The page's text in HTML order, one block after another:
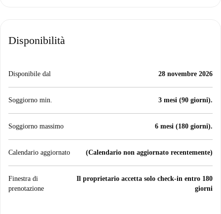
Disponibilità
Disponibile dal 28 novembre 2026
Soggiorno min. 3 mesi (90 giorni).
Soggiorno massimo 6 mesi (180 giorni).
Calendario aggiornato (Calendario non aggiornato recentemente)
Finestra di
prenotazione
Il proprietario accetta solo check-in entro 180
giorni